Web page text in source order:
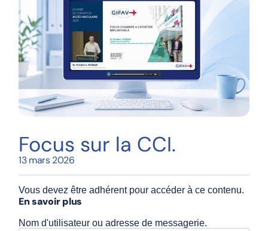
Focus sur la CCI.
13 mars 2026
Vous devez être adhérent pour accéder à ce contenu.
En savoir plus
Nom d'utilisateur ou adresse de messagerie.